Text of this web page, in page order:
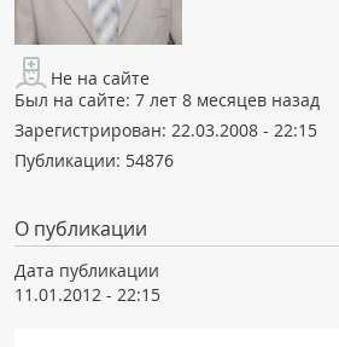
Не на сайте
Был на сайте: 7 лет 8 месяцев назад
Зарегистрирован: 22.03.2008 - 22:15
Публикации: 54876
О публикации
Дата публикации
11.01.2012 - 22:15